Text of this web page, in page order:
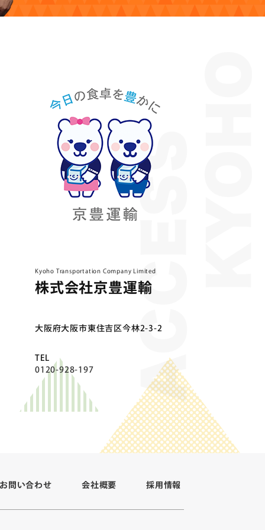
Kyoho Transportation Company Limited
株式会社京豊運輸
⼤阪府⼤阪市東住吉区今林2-3-2
TEL
0120-928-197
問い合わせ 会社概要 採用情報